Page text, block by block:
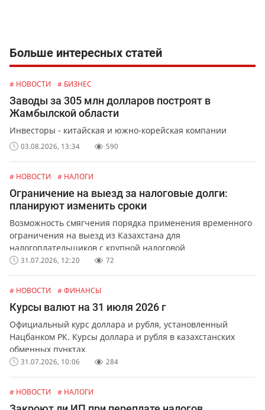
Больше интересных статей
# НОВОСТИ # БИЗНЕС
Заводы за 305 млн долларов построят в
Жамбылской области
Инвесторы - китайская и южно-корейская компании
03.08.2026, 13:34 590
# НОВОСТИ # НАЛОГИ
Ограничение на выезд за налоговые долги:
планируют изменить сроки
Возможность смягчения порядка применения временного
ограничения на выезд из Казахстана для
налогоплательщиков с крупной налоговой
задолженностью.
31.07.2026, 12:20 72
# НОВОСТИ # ФИНАНСЫ
Курсы валют на 31 июля 2026 г
Официальный курс доллара и рубля, установленный
Нацбанком РК. Курсы доллара и рубля в казахстанских
обменных пунктах.
31.07.2026, 10:06 284
# НОВОСТИ # НАЛОГИ